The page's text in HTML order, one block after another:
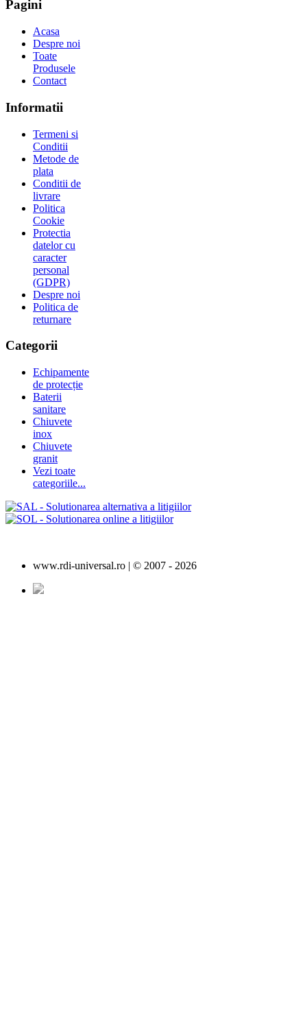
Pagini
Acasa
Despre noi
Toate
Produsele
Contact
Informatii
Termeni si
Conditii
Metode de
plata
Conditii de
livrare
Politica
Cookie
Protectia
datelor cu
caracter
personal
(GDPR)
Despre noi
Politica de
returnare
Categorii
Echipamente
de protecție
Baterii
sanitare
Chiuvete
inox
Chiuvete
granit
Vezi toate
categoriile...
www.rdi-universal.ro | © 2007 - 2026